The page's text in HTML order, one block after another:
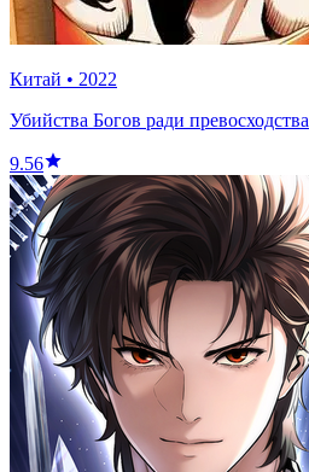
Китай • 2022
Убийства Богов ради превосходства
9.56